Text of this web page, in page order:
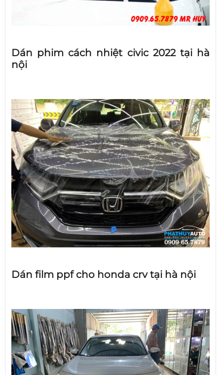
Dán phim cách nhiệt civic 2022 tại hà
nội
Dán film ppf cho honda crv tại hà nội